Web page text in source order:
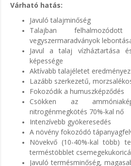
Várható hatás:
Javuló talajminőség
Talajban
vegyszermaradványok
Javul a talaj vízháztartása
képessége
Aktívabb talajéletet eredményez
Lazább szerkezetű,
Fokozódik a humuszképződés
Csökken az
nitrogénmegkötés 70%-kal nő
Intenzívebb gyökeresedés
A növény fokozódó
Növekvő (10-40%-kal több)
terméstöbblet
Javuló termésminőség,